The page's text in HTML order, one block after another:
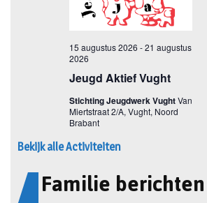
Bekijk alle Activiteiten
Familie berichten